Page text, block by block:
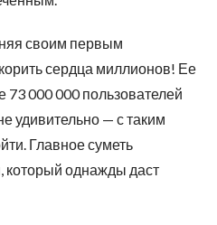
своим первым
сердца миллионов! Ее
000 000 пользователей
удивительно — с таким
Главное суметь
который однажды даст